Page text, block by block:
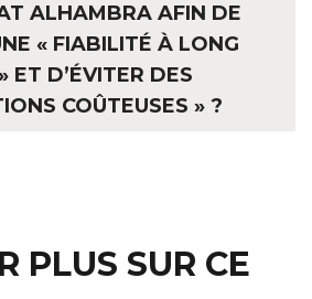
ALHAMBRA AFIN DE
« FIABILITÉ À LONG
ET D’ÉVITER DES
COÛTEUSES » ?
PLUS SUR CE